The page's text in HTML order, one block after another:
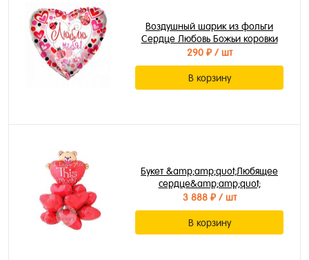
Воздушный шарик из фольги
Сердце Любовь Божьи коровки
290 ₽/ шт
В корзину
Букет &amp;amp;quot;Любящее
сердце&amp;amp;quot;
3 888 ₽/ шт
В корзину